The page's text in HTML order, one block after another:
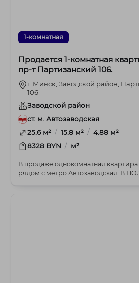
1-комнатная
Продается 1-комнатная
пр-т Партизанский 106.
г. Минск, Заводской район,
106
Заводской район
ст. м. Автозаводская
25.6 м² / 15.8 м² / 4.88 м²
8328 BYN / м²
В продаже однокомнатная
рядом с метро